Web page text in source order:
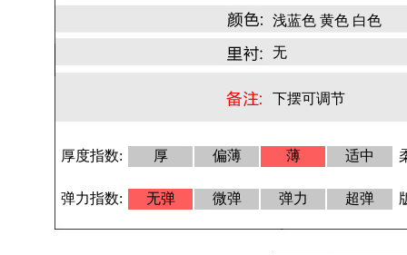
浅蓝色 黄色 白色
无
下摆可调节
厚度指数: 厚 偏薄 薄 适中
弹力指数: 无弹 微弹 弹力 超弹